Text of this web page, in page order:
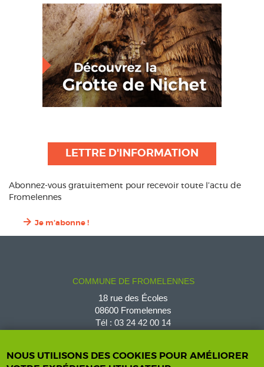
LETTRE D'INFORMATION
Abonnez-vous gratuitement pour recevoir toute l’actu de
Fromelennes
Je m'abonne !
COMMUNE DE FROMELENNES
18 rue des Écoles
08600 Fromelennes
Tél : 03 24 42 00 14
NOUS UTILISONS DES COOKIES POUR AMÉLIORER